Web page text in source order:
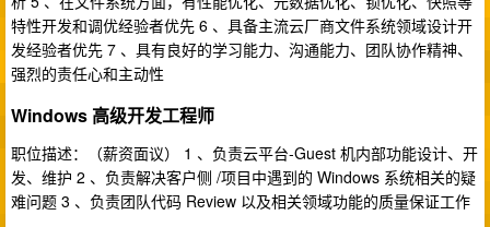
特性开发和调优经验者优先 6 、具备主流云厂商文件系统领域设计开
发经验者优先 7 、具有良好的学习能力、沟通能力、团队协作精神、
强烈的责任心和主动性
Windows 高级开发工程师
职位描述：（薪资面议） 1 、负责云平台-Guest 机内部功能设计、开
发、维护 2 、负责解决客户侧 /项目中遇到的 Windows 系统相关的疑
难问题 3 、负责团队代码 Review 以及相关领域功能的质量保证工作